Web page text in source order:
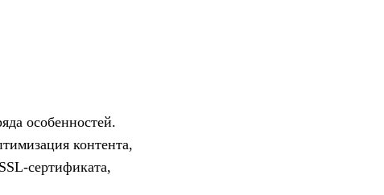
особенностей.
контента,
сертификата,